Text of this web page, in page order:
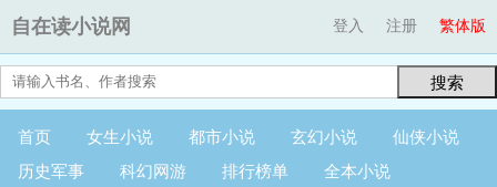
自在读小说网 繁体版
登入 注册
搜索
首页 女生小说 都市小说 玄幻小说
仙侠小说
历史军事
科幻网游 排行榜单
全本小说